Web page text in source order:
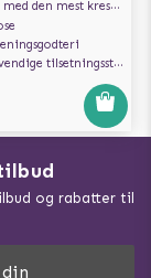
den mest kresne hunden
tilsetningsstoffer
og rabatter til